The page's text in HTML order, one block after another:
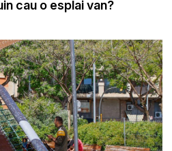
cau o esplai van?